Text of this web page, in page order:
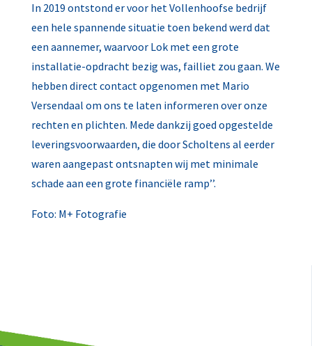
In 2019 ontstond er voor het Vollenhoofse bedrijf
een hele spannende situatie toen bekend werd dat
een aannemer, waarvoor Lok met een grote
installatie-opdracht bezig was, failliet zou gaan. We
hebben direct contact opgenomen met Mario
Versendaal om ons te laten informeren over onze
rechten en plichten. Mede dankzij goed opgestelde
leveringsvoorwaarden, die door Scholtens al eerder
waren aangepast ontsnapten wij met minimale
schade aan een grote financiële ramp’’.
Foto: M+ Fotografie